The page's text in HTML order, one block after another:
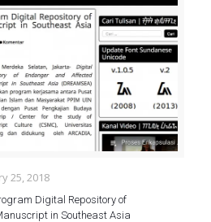
25, 2018
Digital Repository of
in Southeast Asia